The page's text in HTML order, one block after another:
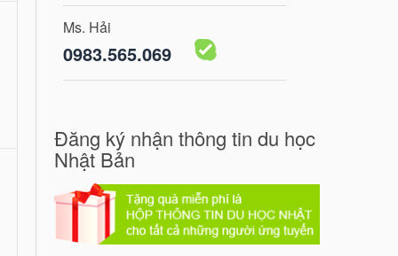
Ms. Hải
0983.565.069
Đăng ký nhận thông tin du học
Nhật Bản